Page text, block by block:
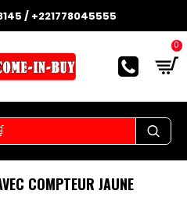
/ +221778045555
0
COMPTEUR JAUNE